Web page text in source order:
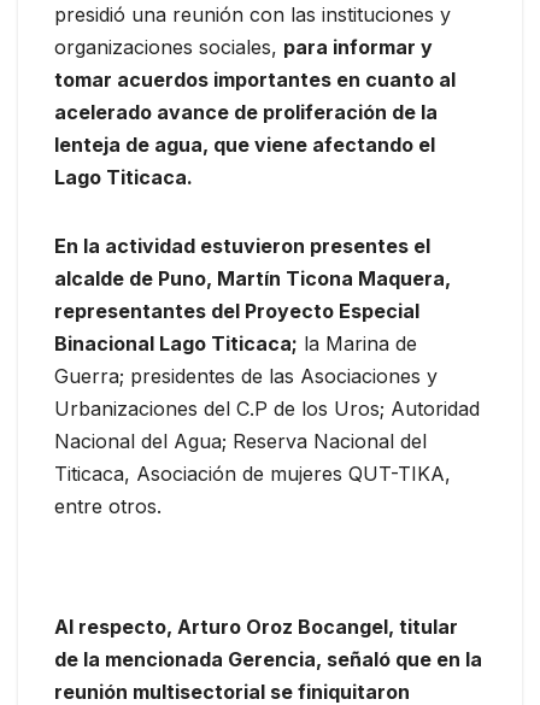
presidió una reunión con las instituciones y
organizaciones sociales, para informar y
tomar acuerdos importantes en cuanto al
acelerado avance de proliferación de la
lenteja de agua, que viene afectando el
Lago Titicaca.
En la actividad estuvieron presentes el
alcalde de Puno, Martín Ticona Maquera,
representantes del Proyecto Especial
Binacional Lago Titicaca; la Marina de
Guerra; presidentes de las Asociaciones y
Urbanizaciones del C.P de los Uros; Autoridad
Nacional del Agua; Reserva Nacional del
Titicaca, Asociación de mujeres QUT-TIKA,
entre otros.
Al respecto, Arturo Oroz Bocangel, titular
de la mencionada Gerencia, señaló que en la
reunión multisectorial se finiquitaron